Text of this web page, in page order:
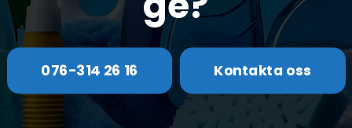
076-314 26 16 Kontakta oss